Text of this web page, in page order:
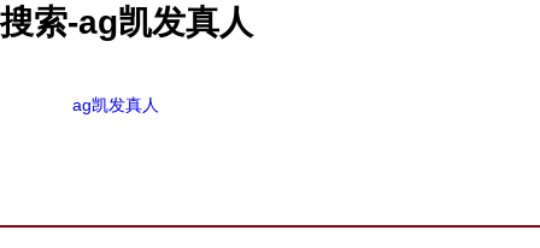
搜索-ag凯发真人
ag凯发真人